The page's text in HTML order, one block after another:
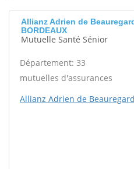
Allianz Adrien de
BORDEAUX
Mutuelle Santé Sénior
Département: 33
mutuelles d'assurances
Allianz Adrien de